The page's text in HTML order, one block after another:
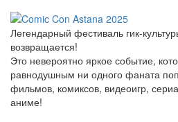
Легендарный фестиваль гик-
возвращается!
Это невероятно яркое событие,
равнодушным ни одного фаната
фильмов, комиксов, видеоигр,
аниме!